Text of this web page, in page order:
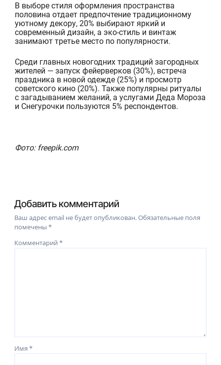
В выборе стиля оформления пространства
половина отдает предпочтение традиционному
уютному декору, 20% выбирают яркий и
современный дизайн, а эко-стиль и винтаж
занимают третье место по популярности.
Среди главных новогодних традиций загородных
жителей — запуск фейерверков (30%), встреча
праздника в новой одежде (25%) и просмотр
советского кино (20%). Также популярны ритуалы
с загадыванием желаний, а услугами Деда Мороза
и Снегурочки пользуются 5% респондентов.
Фото: freepik.com
Добавить комментарий
Ваш адрес email не будет опубликован.Обязательные поля
помечены*
Комментарий*
Имя*